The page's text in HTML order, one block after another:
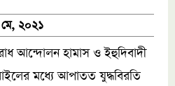
২০২১
আন্দোলন হামাস ও ইহুদিবাদী
মধ্যে আপাতত যুদ্ধবিরতি